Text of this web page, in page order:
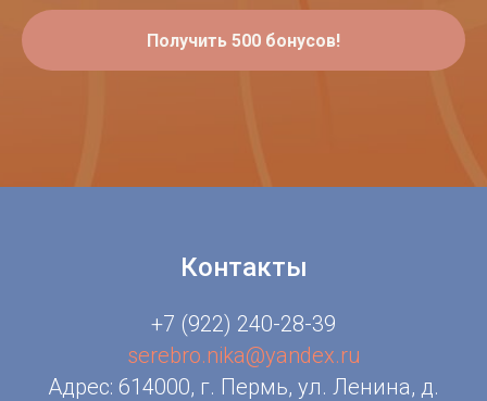
Получить 500 бонусов!
Контакты
+7 (922) 240-28-39
serebro.nika@yandex.ru
Адрес: 614000, г. Пермь, ул. Ленина, д.